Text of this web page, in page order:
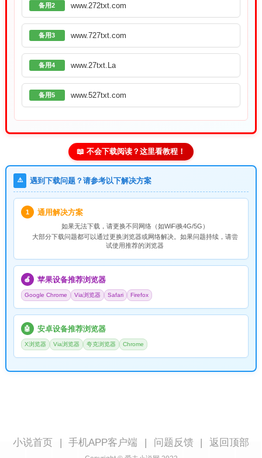
备用2 www.272txt.com
备用3 www.727txt.com
备用4 www.27txt.La
备用5 www.527txt.com
📖 不会下载阅读？这里看教程！
⚠️ 遇到下载问题？请参考以下解决方案
1 通用解决方案
如果无法下载，请更换不同网络（如WiFi换4G/5G）
大部分下载问题都可以通过更换浏览器或网络解决。如果问题持续，请尝
试使用推荐的浏览器
🍎 苹果设备推荐浏览器
Google Chrome Via浏览器 Safari Firefox
🤖 安卓设备推荐浏览器
X浏览器 Via浏览器 夸克浏览器 Chrome
小说首页 手机APP客户端 问题反馈 返回顶部